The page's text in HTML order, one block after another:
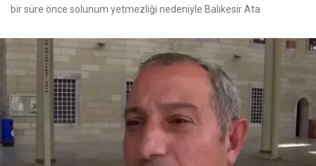
bir süre önce solunum yetmezliği nedeniyle Balıkesir Ata